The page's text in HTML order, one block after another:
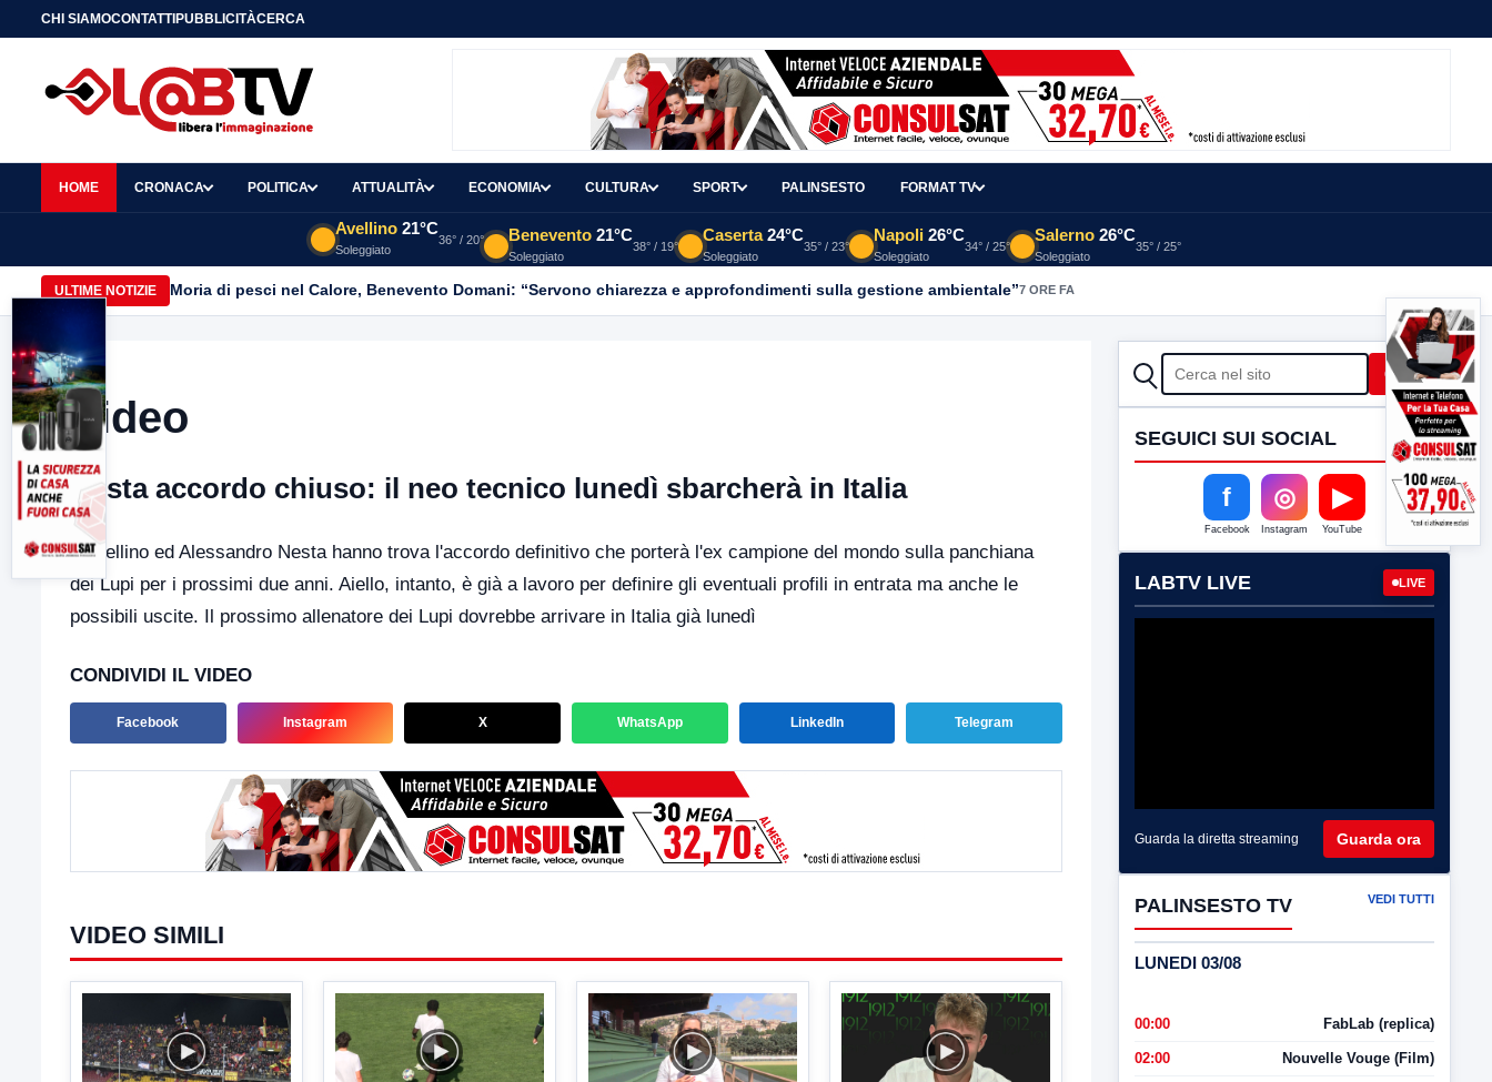
CHI SIAMOCONTATTIPUBBLICITÀCERCA
HOME CRONACA POLITICA ATTUALITÀ ECONOMIA CULTURA SPORT PALINSESTO FORMAT TV
Avellino 21°C
Soleggiato
36° / 20° Benevento 21°C
Soleggiato
38° / 19°
Caserta 24°C
Soleggiato
35° / 23°
Napoli 26°C
Soleggiato
34° / 25°
Salerno 26°C
Soleggiato
35° / 25°
ULTIME NOTIZIE Moria di pesci nel Calore, Benevento Domani: “Servono chiarezza e approfondimenti sulla gestione ambientale”7 ORE FA
Video
Nesta accordo chiuso: il neo tecnico lunedì sbarcherà in Italia
L'Avellino ed Alessandro Nesta hanno trova l'accordo definitivo che porterà l'ex campione del mondo sulla panchiana
dei Lupi per i prossimi due anni. Aiello, intanto, è già a lavoro per definire gli eventuali profili in entrata ma anche le
possibili uscite. Il prossimo allenatore dei Lupi dovrebbe arrivare in Italia già lunedì
CONDIVIDI IL VIDEO
Facebook Instagram X WhatsApp LinkedIn Telegram
VIDEO SIMILI
CERCA Cerca
SEGUICI SUI SOCIAL
f
Facebook
◎
Instagram
▶
YouTube
LABTV LIVE LIVE
Guarda la diretta streaming Guarda ora
PALINSESTO TV VEDI TUTTI
LUNEDI 03/08
00:00 FabLab (replica)
02:00 Nouvelle Vouge (Film)